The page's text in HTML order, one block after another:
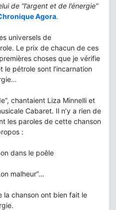
de “l’argent et de l’énergie”
Agora.
universels de
Le prix de chacun de ces
choses que je vérifie
le pétrole sont l’incarnation
chantaient Liza Minnelli et
Cabaret. Il n’y a rien de
les paroles de cette chanson
:
dans le poêle
malheur”…
la chanson ont bien fait le